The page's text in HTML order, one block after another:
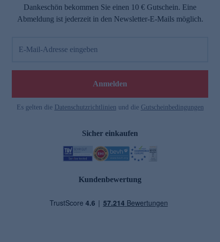
Dankeschön bekommen Sie einen 10 € Gutschein. Eine
Abmeldung ist jederzeit in den Newsletter-E-Mails möglich.
E-Mail-Adresse eingeben
Anmelden
Es gelten die Datenschutzrichtlinien und die Gutscheinbedingungen
Sicher einkaufen
Kundenbewertung